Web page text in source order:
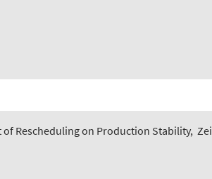
of Rescheduling on Production Stability,